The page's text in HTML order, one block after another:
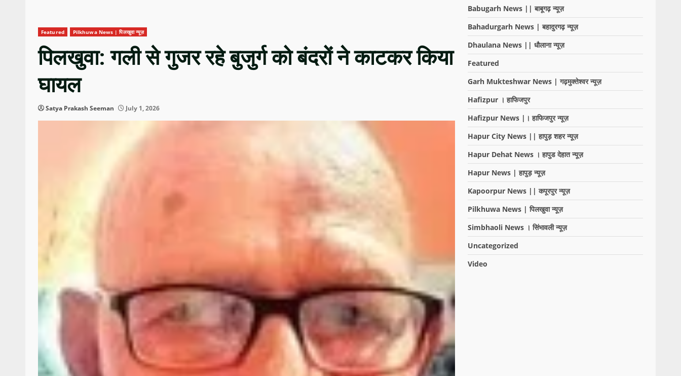
Featured Pilkhuwa News | पिलखुवा न्यूज़
पिलखुवा: गली से गुजर रहे बुजुर्ग को बंदरों ने काटकर किया
घायल
Satya Prakash Seeman July 1, 2026
Babugarh News || बाबूगढ़ न्यूज़
Bahadurgarh News | बहादुरगढ़ न्यूज़
Dhaulana News || धौलाना न्यूज़
Featured
Garh Mukteshwar News | गढ़मुक्तेश्वर न्यूज़
Hafizpur । हाफिजपुर
Hafizpur News |। हाफिजपुर न्यूज़
Hapur City News || हापुड़ शहर न्यूज़
Hapur Dehat News । हापुड देहात न्यूज़
Hapur News | हापुड़ न्यूज़
Kapoorpur News || कपूरपुर न्यूज़
Pilkhuwa News | पिलखुवा न्यूज़
Simbhaoli News । सिंभावली न्यूज़
Uncategorized
Video